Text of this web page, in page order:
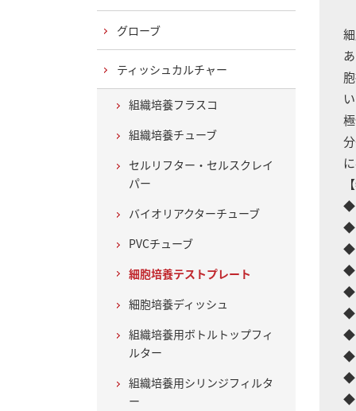
◆
◆
◆
◆
◆
◆
◆
◆
◆
◆
グローブ
ティッシュカルチャー
組織培養フラスコ
組織培養チューブ
セルリフター・セルスクレイ
パー
バイオリアクターチューブ
PVCチューブ
細胞培養テストプレート
細胞培養ディッシュ
組織培養用ボトルトップフィ
ルター
組織培養用シリンジフィルタ
ー